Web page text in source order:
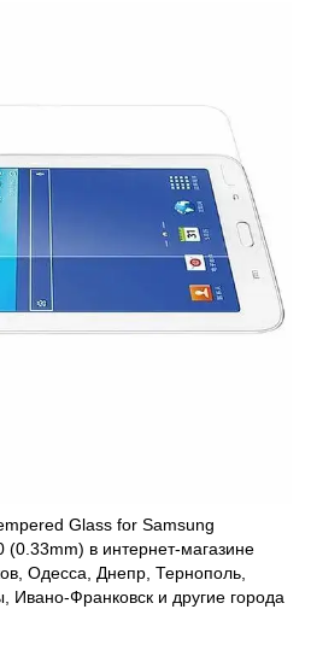
Glass for Samsung
(0.33mm) в интернет-магазине
Одесса, Днепр, Тернополь,
Ивано-Франковск и другие города